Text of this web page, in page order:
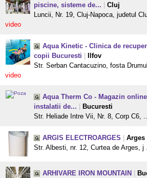
piscine, sisteme de...
Cluj
Luncii, Nr. 19, Cluj-Napoca, judetul
video
Aqua Kinetic - Clinica de
copii Bucuresti
Ilfov
Str. Serban Cantacuzino, fosta
video
Aqua Therm Co - Magazin
instalatii de...
Bucuresti
Str. Heliade Intre Vii, Nr. 8, Corp C6,
ARGIS ELECTROARGES
Arges
Str. Albesti, nr. 12, Curtea de Arges, j
ARHIVARE IRON MOUNTAIN